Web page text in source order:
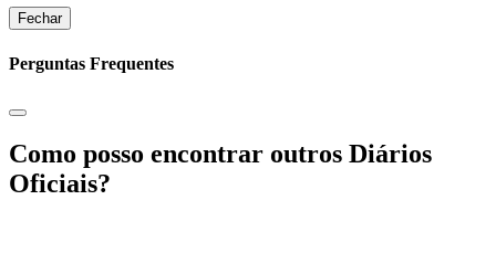
Fechar
Perguntas Frequentes
Como posso encontrar outros Diários
Oficiais?